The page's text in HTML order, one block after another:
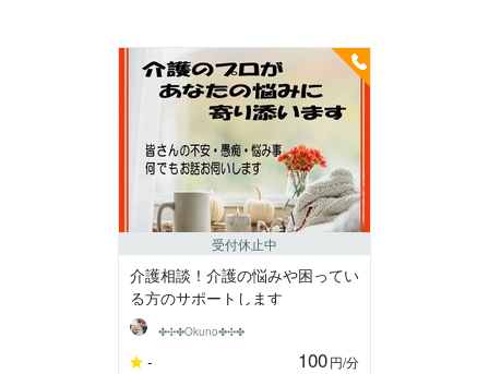
受付休止中
介護相談！介護の悩みや困ってい
る方のサポートします
✤✣✤Okuno✤✣✤
- 100円/分